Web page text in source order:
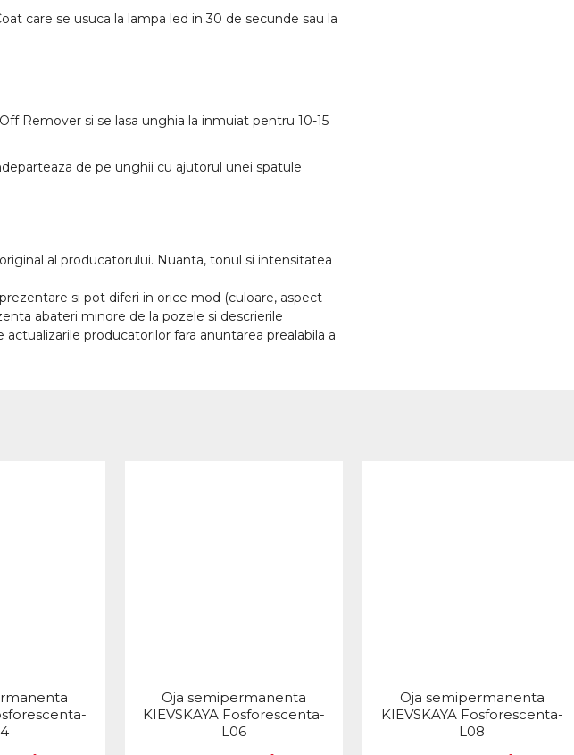
care se usuca la lampa led in 30 de secunde sau la
Remover si se lasa unghia la inmuiat pentru 10-15
de pe unghii cu ajutorul unei spatule
al producatorului. Nuanta, tonul si intensitatea
si pot diferi in orice mod (culoare, aspect
abateri minore de la pozele si descrierile
producatorilor fara anuntarea prealabila a
Oja semipermanenta
KIEVSKAYA Fosforescenta-
L06
Oja semipermanenta
KIEVSKAYA Fosforescenta-
L08